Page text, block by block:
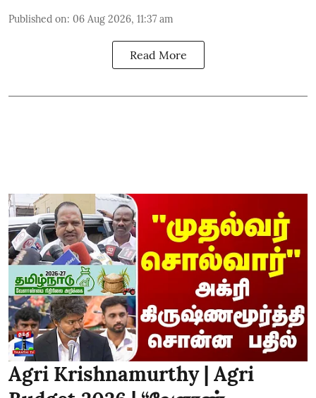
Published on: 06 Aug 2026, 11:37 am
Read More
Agri Krishnamurthy | Agri